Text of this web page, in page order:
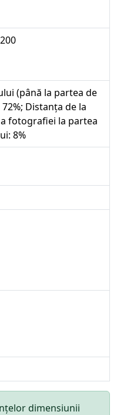
(până la partea de
Distanța de la
fotografiei la partea
8%
dimensiunii